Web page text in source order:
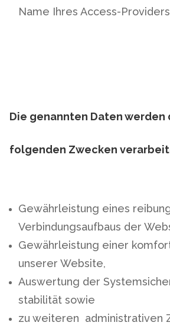
Name Ihres Access-
Die genannten Daten werden
folgenden Zwecken
Gewährleistung eines
Verbindungsaufbaus der
Gewährleistung einer
unserer Website,
Auswertung der
stabilität sowie
zu weiteren administrativen